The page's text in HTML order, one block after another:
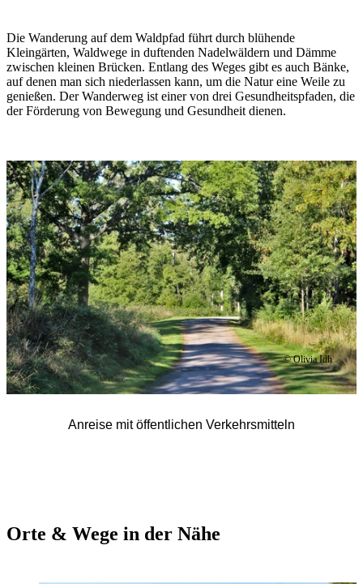
Die Wanderung auf dem Waldpfad führt durch blühende
Kleingärten, Waldwege in duftenden Nadelwäldern und Dämme
zwischen kleinen Brücken. Entlang des Weges gibt es auch Bänke,
auf denen man sich niederlassen kann, um die Natur eine Weile zu
genießen. Der Wanderweg ist einer von drei Gesundheitspfaden, die
der Förderung von Bewegung und Gesundheit dienen.
Bildergalerie
© Olivia Idh
Anreise mit öffentlichen Verkehrsmitteln
Orte & Wege in der Nähe